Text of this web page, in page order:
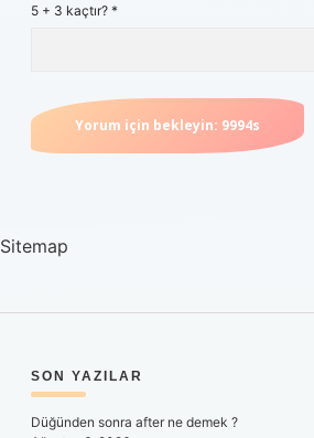
5 + 3 kaçtır? *
Sitemap
SIDEBAR
SON YAZILAR
Düğünden sonra after ne demek ?